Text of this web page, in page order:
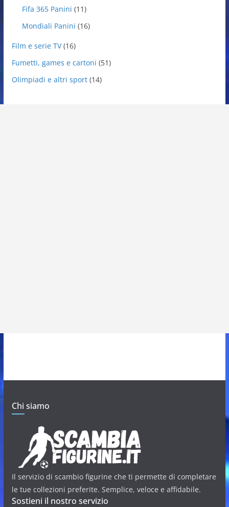
Fifa 365 Panini (11)
Mondiali Panini (16)
Film e serie TV(16)
Fumetti, games e cartoni (51)
Olimpiadi e altri sport(14)
Chi siamo
Il servizio di scambio figurine che ti permette di completare
le tue collezioni preferite. Semplice, veloce e affidabile.
Sostieni il nostro servizio